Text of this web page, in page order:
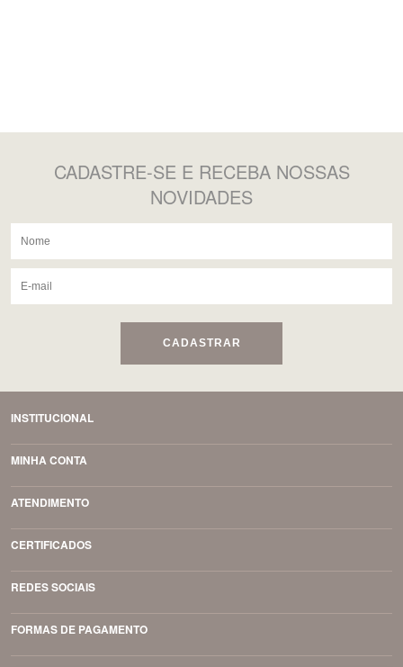
CADASTRE-SE E RECEBA NOSSAS
NOVIDADES
CADASTRAR
INSTITUCIONAL
MINHA CONTA
ATENDIMENTO
CERTIFICADOS
REDES SOCIAIS
FORMAS DE PAGAMENTO